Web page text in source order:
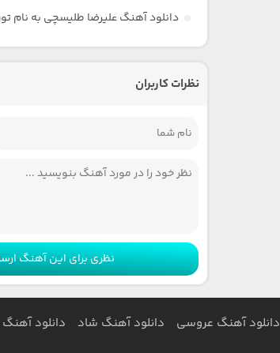
دانلود آهنگ علیرضا طلیسچی به نام
نظرات کاربران
نظری برای این آهنگ
دانلود آهنگ عروسی دانلود آهنگ شاد دانلود آهنگ